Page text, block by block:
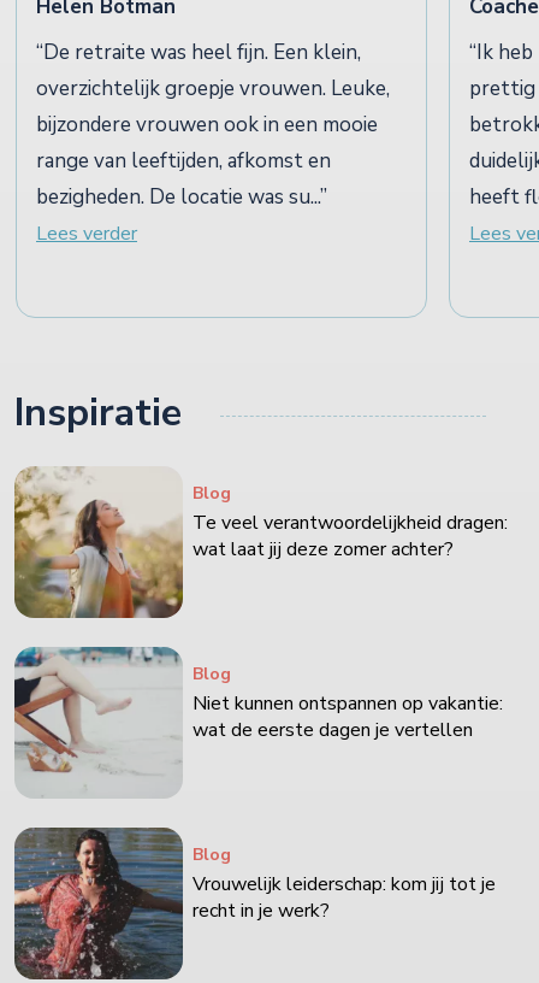
Helen Botman
De retraite was heel fijn. Een klein,
overzichtelijk groepje vrouwen. Leuke,
bijzondere vrouwen ook in een mooie
range van leeftijden, afkomst en
bezigheden. De locatie was su...
Lees verder
Ik
prettig
heeft
Lees
Inspiratie
Blog
Te veel verantwoordelijkheid dragen:
wat laat jij deze zomer achter?
Blog
Niet kunnen ontspannen op vakantie:
wat de eerste dagen je vertellen
Blog
Vrouwelijk leiderschap: kom jij tot je
recht in je werk?